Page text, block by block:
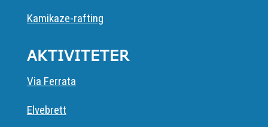
Kamikaze-rafting
AKTIVITETER
Via Ferrata
Elvebrett